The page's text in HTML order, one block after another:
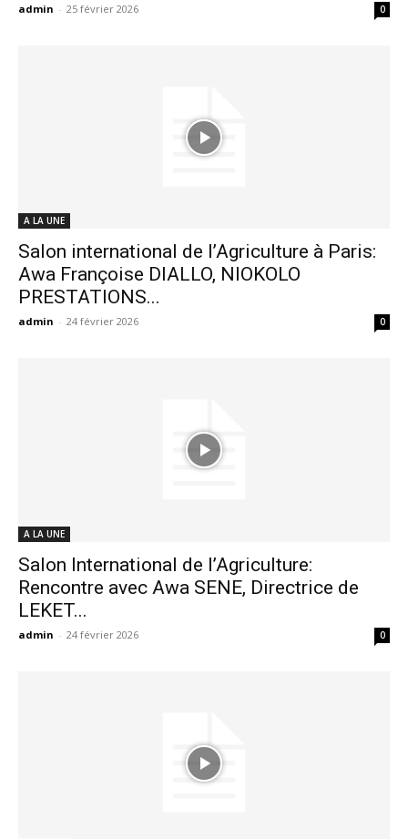
admin - 25 février 2026 0
A LA UNE
Salon international de l’Agriculture à Paris:
Awa Françoise DIALLO, NIOKOLO
PRESTATIONS...
admin - 24 février 2026 0
A LA UNE
Salon International de l’Agriculture:
Rencontre avec Awa SENE, Directrice de
LEKET...
admin - 24 février 2026 0